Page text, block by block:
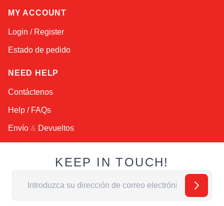
MY ACCOUNT
Login / Register
Estado de pedido
NEED HELP
Contáctenos
Help / FAQs
Envío & Devueltos
KEEP IN TOUCH!
Dirección de email